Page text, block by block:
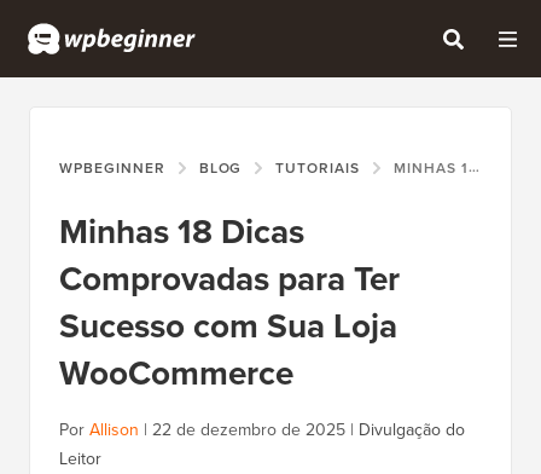
WPBEGINNER BLOG TUTORIAIS MINHAS 18 DICAS COMPROVADAS PARA TER SUCESSO COM SUA LOJA WOOCOMMERCE
Minhas 18 Dicas
Comprovadas para Ter
Sucesso com Sua Loja
WooCommerce
PorAllison | 22 de dezembro de 2025 | Divulgação do
Leitor